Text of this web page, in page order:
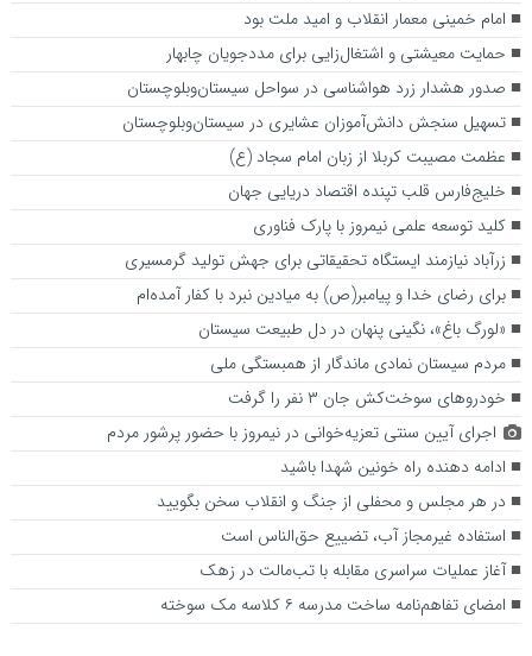
امام خمینی معمار انقلاب و امید ملت بود
حمایت معیشتی و اشتغال‌زایی برای مددجویان چابهار
صدور هشدار زرد هواشناسی در سواحل سیستان‌وبلوچستان
تسهیل سنجش دانش‌آموزان عشایری در سیستان‌وبلوچستان
عظمت مصیبت کربلا از زبان امام سجاد (ع)
خلیج‌فارس قلب تپنده اقتصاد دریایی جهان
کلید توسعه علمی نیمروز با پارک فناوری
زرآباد نیازمند ایستگاه تحقیقاتی برای جهش تولید گرمسیری
برای رضای خدا و پیامبر(ص) به میادین نبرد با کفار آمده‌ام
«لورگ باغ»، نگینی پنهان در دل طبیعت سیستان
مردم سیستان نمادی ماندگار از همبستگی ملی
خودروهای سوخت‌کش جان ۳ نفر را گرفت
اجرای آیین سنتی تعزیه‌خوانی در نیمروز با حضور پرشور مردم
ادامه دهنده راه خونین شهدا باشید
در هر مجلس و محفلی از جنگ و انقلاب سخن بگویید
استفاده غیرمجاز آب، تضییع حق‌الناس است
آغاز عملیات سراسری مقابله با تب‌مالت در زهک
امضای تفاهم‌نامه ساخت مدرسه ۶ کلاسه مک سوخته